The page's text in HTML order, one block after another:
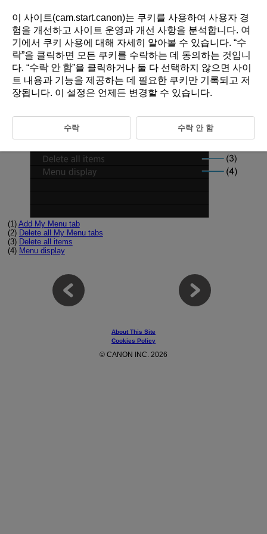
D375-217
Tab Menus: My Menu
(1) Add My Menu tab
(2) Delete all My Menu tabs
(3) Delete all items
(4) Menu display
About This Site
Cookies Policy
© CANON INC. 2026
이 사이트(cam.start.canon)는 쿠키를 사용하여 사용자 경
험을 개선하고 사이트 운영과 개선 사항을 분석합니다. 여
기 에서 쿠키 사용에 대해 자세히 알아볼 수 있습니다. “수
락”을 클릭하면 모든 쿠키를 수락하는 데 동의하는 것입니
다. “수락 안 함”을 클릭하거나 둘 다 선택하지 않으면 사이
트 내용과 기능을 제공하는 데 필요한 쿠키만 기록되고 저
장됩니다. 이 설정은 언제든 변경할 수 있습니다.
수락 수락 안 함